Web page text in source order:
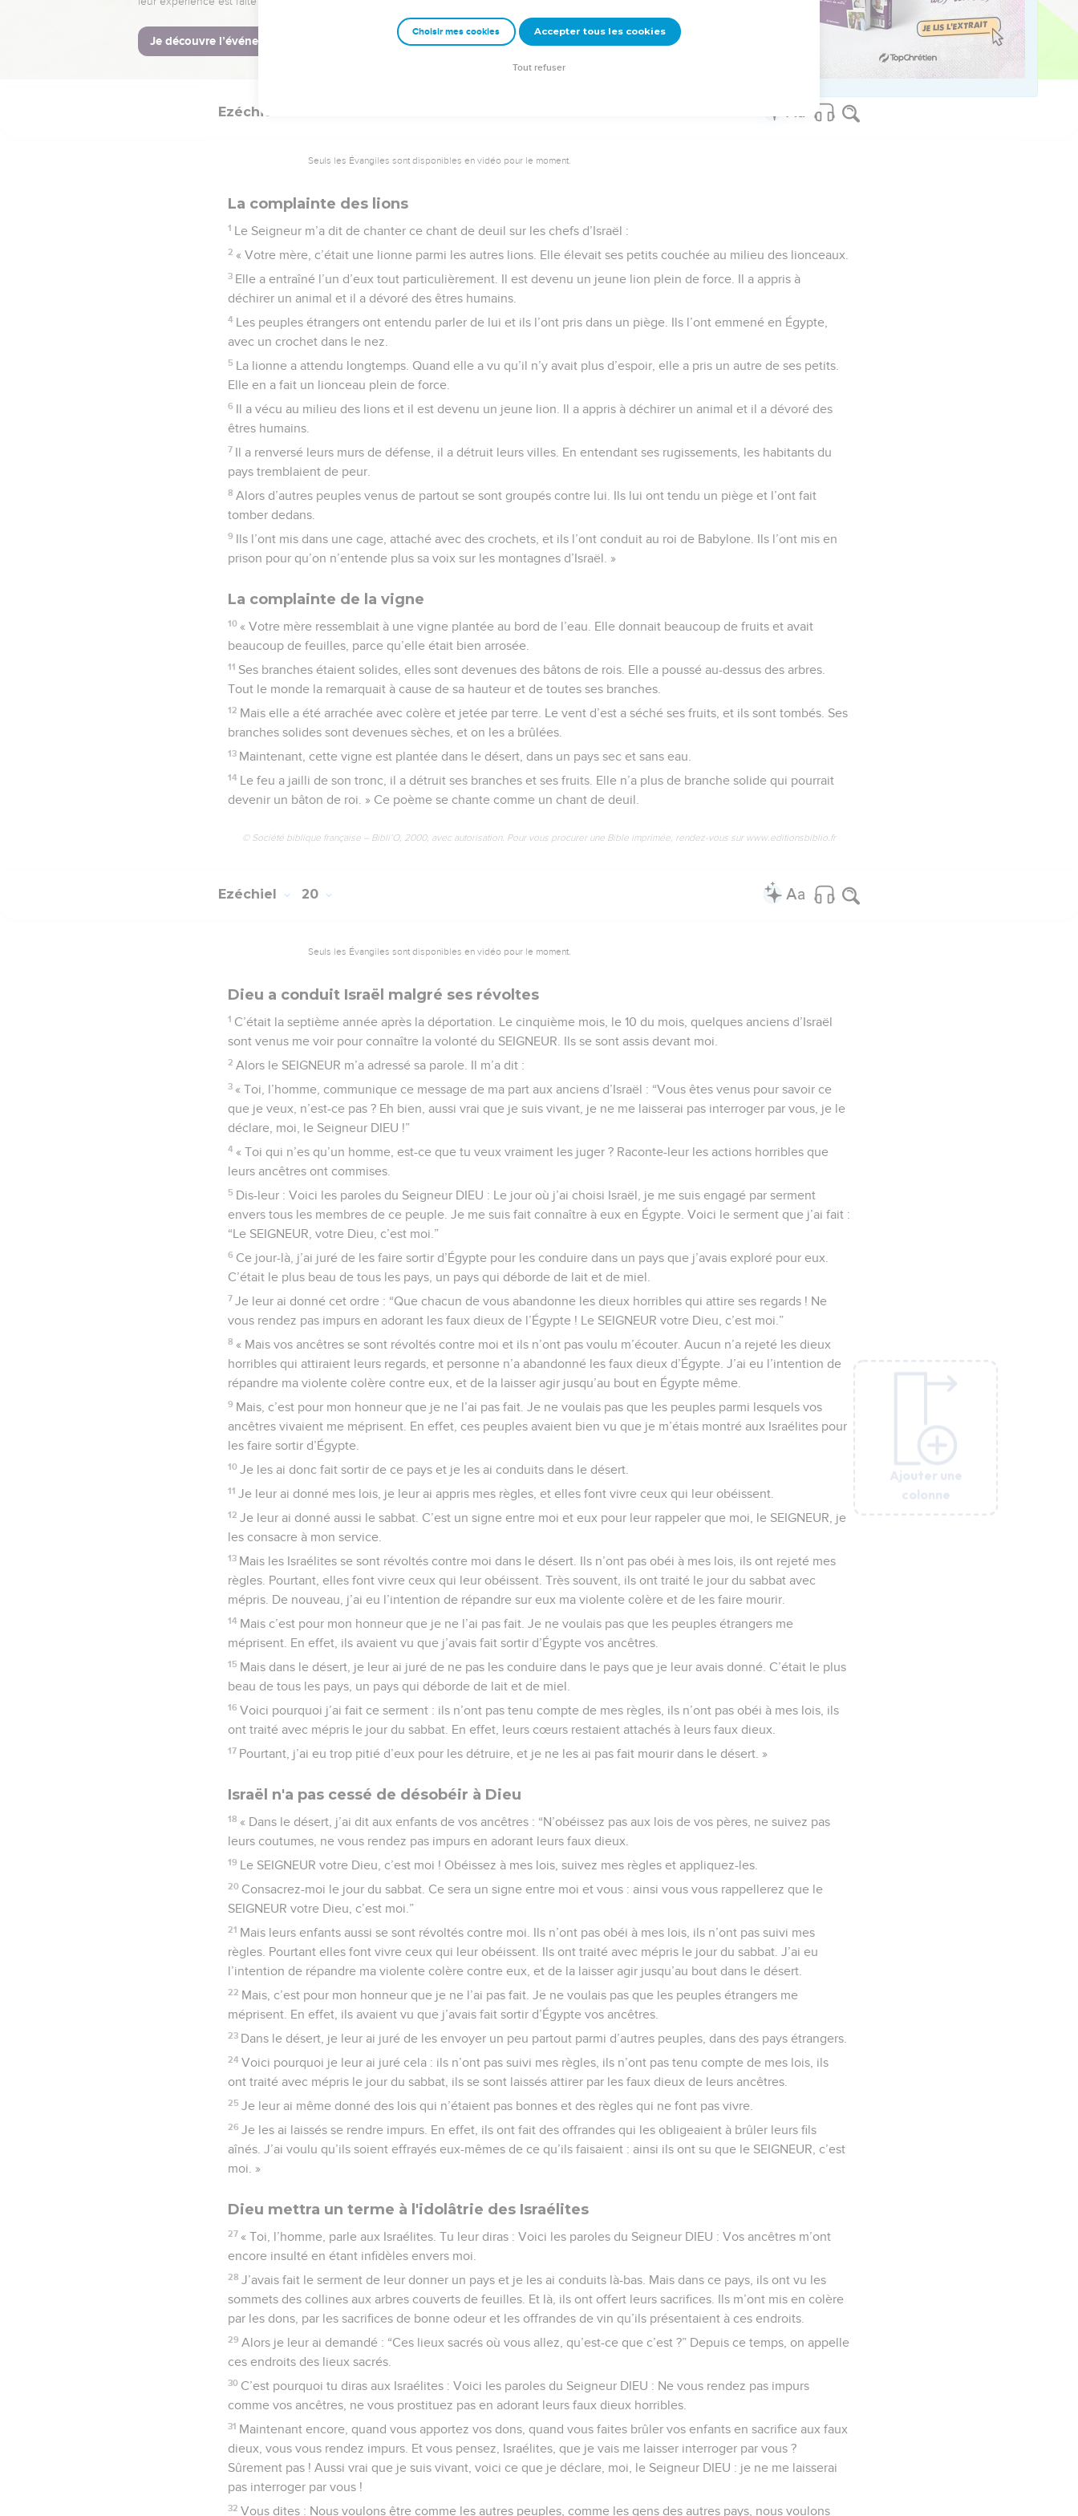
32 Moi, le Seigneur DIEU, je le déclare, je ne veux la mort de personne. Changez votre vie et vivez ! »
© Société biblique française – Bibli’O, 2000, avec autorisation. Pour vous procurer une Bible imprimée, rendez-vous sur www.editionsbiblio.fr
Ajouter une
colonne
Ezéchiel
Seuls les Évangiles sont disponibles en vidéo pour le moment.
La complainte des lions
1 Le Seigneur m’a dit de chanter ce chant de deuil sur les chefs d’Israël :
2 « Votre mère, c’était une lionne parmi les autres lions. Elle élevait ses petits couchée au milieu des lionceaux.
3 Elle a entraîné l’un d’eux tout particulièrement. Il est devenu un jeune lion plein de force. Il a appris à
déchirer un animal et il a dévoré des êtres humains.
4 Les peuples étrangers ont entendu parler de lui et ils l’ont pris dans un piège. Ils l’ont emmené en Égypte,
avec un crochet dans le nez.
5 La lionne a attendu longtemps. Quand elle a vu qu’il n’y avait plus d’espoir, elle a pris un autre de ses petits.
Elle en a fait un lionceau plein de force.
6 Il a vécu au milieu des lions et il est devenu un jeune lion. Il a appris à déchirer un animal et il a dévoré des
êtres humains.
7 Il a renversé leurs murs de défense, il a détruit leurs villes. En entendant ses rugissements, les habitants du
pays tremblaient de peur.
8 Alors d’autres peuples venus de partout se sont groupés contre lui. Ils lui ont tendu un piège et l’ont fait
tomber dedans.
9 Ils l’ont mis dans une cage, attaché avec des crochets, et ils l’ont conduit au roi de Babylone. Ils l’ont mis en
prison pour qu’on n’entende plus sa voix sur les montagnes d’Israël. »
La complainte de la vigne
10 « Votre mère ressemblait à une vigne plantée au bord de l’eau. Elle donnait beaucoup de fruits et avait
beaucoup de feuilles, parce qu’elle était bien arrosée.
11 Ses branches étaient solides, elles sont devenues des bâtons de rois. Elle a poussé au-dessus des arbres.
Tout le monde la remarquait à cause de sa hauteur et de toutes ses branches.
12 Mais elle a été arrachée avec colère et jetée par terre. Le vent d’est a séché ses fruits, et ils sont tombés. Ses
branches solides sont devenues sèches, et on les a brûlées.
13 Maintenant, cette vigne est plantée dans le désert, dans un pays sec et sans eau.
14 Le feu a jailli de son tronc, il a détruit ses branches et ses fruits. Elle n’a plus de branche solide qui pourrait
devenir un bâton de roi. » Ce poème se chante comme un chant de deuil.
© Société biblique française – Bibli’O, 2000, avec autorisation. Pour vous procurer une Bible imprimée, rendez-vous sur www.editionsbiblio.fr
Ajouter une
colonne
Ezéchiel 20
Seuls les Évangiles sont disponibles en vidéo pour le moment.
Dieu a conduit Israël malgré ses révoltes
1 C’était la septième année après la déportation. Le cinquième mois, le 10 du mois, quelques anciens d’Israël
sont venus me voir pour connaître la volonté du SEIGNEUR. Ils se sont assis devant moi.
2 Alors le SEIGNEUR m’a adressé sa parole. Il m’a dit :
3 « Toi, l’homme, communique ce message de ma part aux anciens d’Israël : “Vous êtes venus pour savoir ce
que je veux, n’est-ce pas ? Eh bien, aussi vrai que je suis vivant, je ne me laisserai pas interroger par vous, je le
déclare, moi, le Seigneur DIEU !”
4 « Toi qui n’es qu’un homme, est-ce que tu veux vraiment les juger ? Raconte-leur les actions horribles que
leurs ancêtres ont commises.
5 Dis-leur : Voici les paroles du Seigneur DIEU : Le jour où j’ai choisi Israël, je me suis engagé par serment
envers tous les membres de ce peuple. Je me suis fait connaître à eux en Égypte. Voici le serment que j’ai fait :
“Le SEIGNEUR, votre Dieu, c’est moi.”
6 Ce jour-là, j’ai juré de les faire sortir d’Égypte pour les conduire dans un pays que j’avais exploré pour eux.
C’était le plus beau de tous les pays, un pays qui déborde de lait et de miel.
7 Je leur ai donné cet ordre : “Que chacun de vous abandonne les dieux horribles qui attire ses regards ! Ne
vous rendez pas impurs en adorant les faux dieux de l’Égypte ! Le SEIGNEUR votre Dieu, c’est moi.”
8 « Mais vos ancêtres se sont révoltés contre moi et ils n’ont pas voulu m’écouter. Aucun n’a rejeté les dieux
horribles qui attiraient leurs regards, et personne n’a abandonné les faux dieux d’Égypte. J’ai eu l’intention de
répandre ma violente colère contre eux, et de la laisser agir jusqu’au bout en Égypte même.
9 Mais, c’est pour mon honneur que je ne l’ai pas fait. Je ne voulais pas que les peuples parmi lesquels vos
ancêtres vivaient me méprisent. En effet, ces peuples avaient bien vu que je m’étais montré aux Israélites pour
les faire sortir d’Égypte.
10 Je les ai donc fait sortir de ce pays et je les ai conduits dans le désert.
11 Je leur ai donné mes lois, je leur ai appris mes règles, et elles font vivre ceux qui leur obéissent.
12 Je leur ai donné aussi le sabbat. C’est un signe entre moi et eux pour leur rappeler que moi, le SEIGNEUR, je
les consacre à mon service.
13 Mais les Israélites se sont révoltés contre moi dans le désert. Ils n’ont pas obéi à mes lois, ils ont rejeté mes
règles. Pourtant, elles font vivre ceux qui leur obéissent. Très souvent, ils ont traité le jour du sabbat avec
mépris. De nouveau, j’ai eu l’intention de répandre sur eux ma violente colère et de les faire mourir.
14 Mais c’est pour mon honneur que je ne l’ai pas fait. Je ne voulais pas que les peuples étrangers me
méprisent. En effet, ils avaient vu que j’avais fait sortir d’Égypte vos ancêtres.
15 Mais dans le désert, je leur ai juré de ne pas les conduire dans le pays que je leur avais donné. C’était le plus
beau de tous les pays, un pays qui déborde de lait et de miel.
16 Voici pourquoi j’ai fait ce serment : ils n’ont pas tenu compte de mes règles, ils n’ont pas obéi à mes lois, ils
ont traité avec mépris le jour du sabbat. En effet, leurs cœurs restaient attachés à leurs faux dieux.
17 Pourtant, j’ai eu trop pitié d’eux pour les détruire, et je ne les ai pas fait mourir dans le désert. »
Israël n'a pas cessé de désobéir à Dieu
18 « Dans le désert, j’ai dit aux enfants de vos ancêtres : “N’obéissez pas aux lois de vos pères, ne suivez pas
leurs coutumes, ne vous rendez pas impurs en adorant leurs faux dieux.
19 Le SEIGNEUR votre Dieu, c’est moi ! Obéissez à mes lois, suivez mes règles et appliquez-les.
20 Consacrez-moi le jour du sabbat. Ce sera un signe entre moi et vous : ainsi vous vous rappellerez que le
SEIGNEUR votre Dieu, c’est moi.”
21 Mais leurs enfants aussi se sont révoltés contre moi. Ils n’ont pas obéi à mes lois, ils n’ont pas suivi mes
règles. Pourtant elles font vivre ceux qui leur obéissent. Ils ont traité avec mépris le jour du sabbat. J’ai eu
l’intention de répandre ma violente colère contre eux, et de la laisser agir jusqu’au bout dans le désert.
22 Mais, c’est pour mon honneur que je ne l’ai pas fait. Je ne voulais pas que les peuples étrangers me
méprisent. En effet, ils avaient vu que j’avais fait sortir d’Égypte vos ancêtres.
23 Dans le désert, je leur ai juré de les envoyer un peu partout parmi d’autres peuples, dans des pays étrangers.
24 Voici pourquoi je leur ai juré cela : ils n’ont pas suivi mes règles, ils n’ont pas tenu compte de mes lois, ils
ont traité avec mépris le jour du sabbat, ils se sont laissés attirer par les faux dieux de leurs ancêtres.
25 Je leur ai même donné des lois qui n’étaient pas bonnes et des règles qui ne font pas vivre.
26 Je les ai laissés se rendre impurs. En effet, ils ont fait des offrandes qui les obligeaient à brûler leurs fils
aînés. J’ai voulu qu’ils soient effrayés eux-mêmes de ce qu’ils faisaient : ainsi ils ont su que le SEIGNEUR, c’est
moi. »
Dieu mettra un terme à l'idolâtrie des Israélites
27 « Toi, l’homme, parle aux Israélites. Tu leur diras : Voici les paroles du Seigneur DIEU : Vos ancêtres m’ont
encore insulté en étant infidèles envers moi.
28 J’avais fait le serment de leur donner un pays et je les ai conduits là-bas. Mais dans ce pays, ils ont vu les
sommets des collines aux arbres couverts de feuilles. Et là, ils ont offert leurs sacrifices. Ils m’ont mis en colère
par les dons, par les sacrifices de bonne odeur et les offrandes de vin qu’ils présentaient à ces endroits.
29 Alors je leur ai demandé : “Ces lieux sacrés où vous allez, qu’est-ce que c’est ?” Depuis ce temps, on appelle
ces endroits des lieux sacrés.
30 C’est pourquoi tu diras aux Israélites : Voici les paroles du Seigneur DIEU : Ne vous rendez pas impurs
comme vos ancêtres, ne vous prostituez pas en adorant leurs faux dieux horribles.
31 Maintenant encore, quand vous apportez vos dons, quand vous faites brûler vos enfants en sacrifice aux faux
dieux, vous vous rendez impurs. Et vous pensez, Israélites, que je vais me laisser interroger par vous ?
Sûrement pas ! Aussi vrai que je suis vivant, voici ce que je déclare, moi, le Seigneur DIEU : je ne me laisserai
pas interroger par vous !
32 Vous dites : Nous voulons être comme les autres peuples, comme les gens des autres pays, nous voulons
Ajouter une
colonne
Ajouter une
colonne
Ajouter une
colonne
Ajouter une
colonne
Choisir mes cookies Accepter tous les cookies
Tout refuser